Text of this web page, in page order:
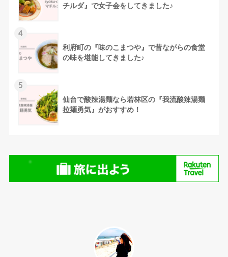
チルダ』で女子会をしてきました♪
4
利府町の『味のこまつや』で昔ながらの食堂
の味を堪能してきました♪
5
仙台で酸辣湯麺なら若林区の『我流酸辣湯麺
拉麺勇気』がおすすめ！